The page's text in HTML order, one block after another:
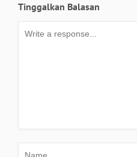
Tinggalkan Balasan